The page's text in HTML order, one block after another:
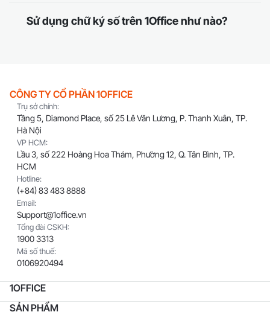
Sử dụng chữ ký số trên 1Office như nào?
CÔNG TY CỔ PHẦN 1OFFICE
Trụ sở chính:
Tầng 5, Diamond Place, số 25 Lê Văn Lương, P. Thanh Xuân, TP.
Hà Nội
VP HCM:
Lầu 3, số 222 Hoàng Hoa Thám, Phường 12, Q. Tân Bình, TP.
HCM
Hotline:
(+84) 83 483 8888
Email:
Support@1office.vn
Tổng đài CSKH:
1900 3313
Mã số thuế:
0106920494
1OFFICE
SẢN PHẨM